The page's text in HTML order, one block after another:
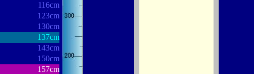
116cm
123cm
130cm
137cm
143cm
150cm
157cm